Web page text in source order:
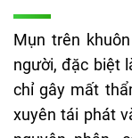
Mụn trên
người, đặc biệt
chỉ gây mất
xuyên tái phát